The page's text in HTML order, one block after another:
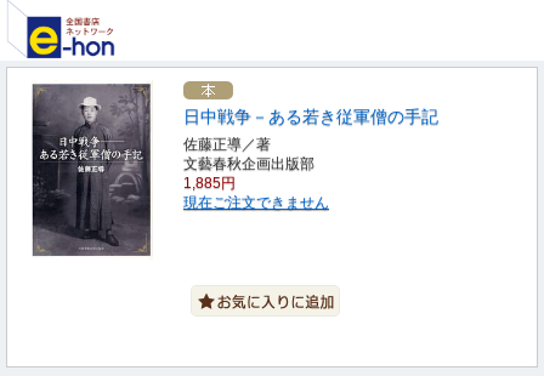
日中戦争－ある若き従軍僧の手記
佐藤正導／著
文藝春秋企画出版部
1,885円
現在ご注文できません